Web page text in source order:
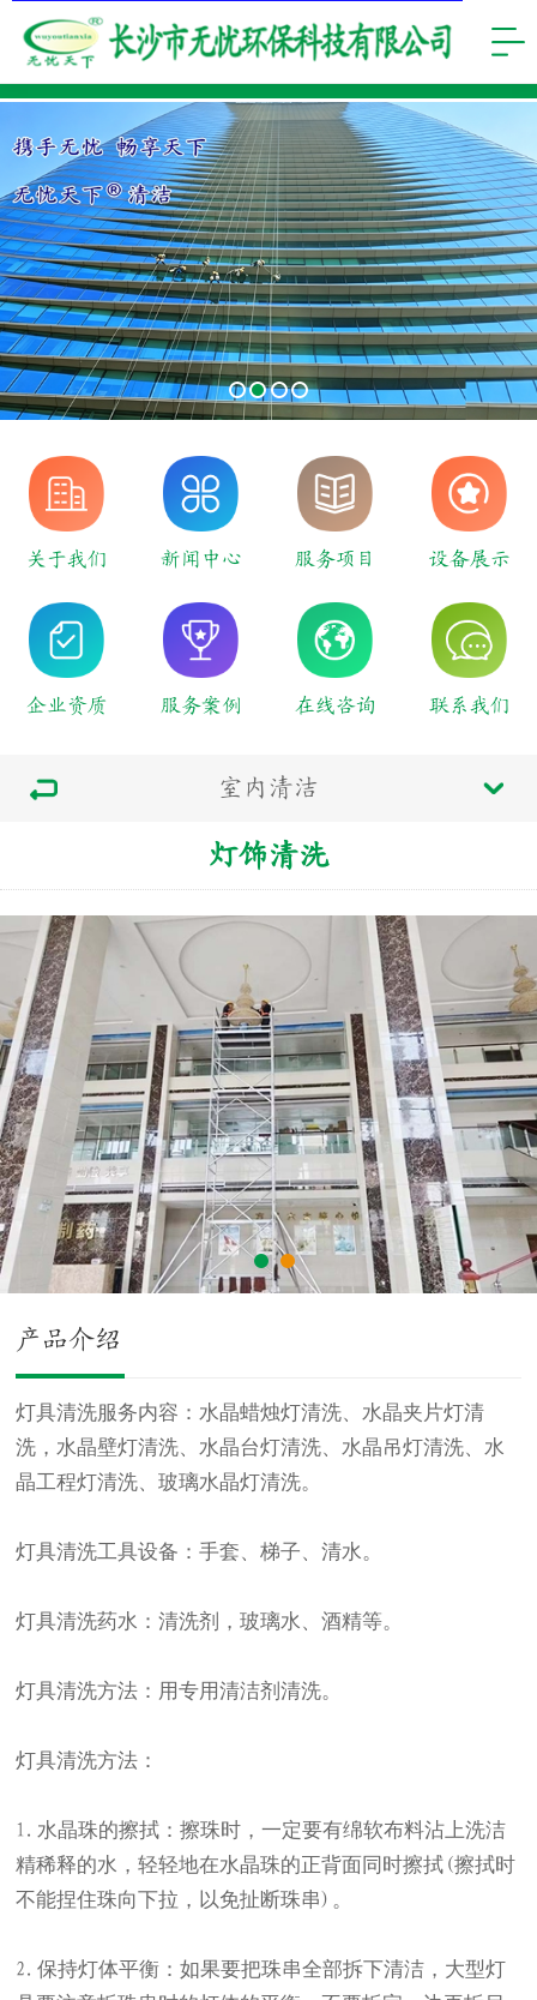
关于我们 新闻中心 服务项目 设备展示
企业资质 服务案例 在线咨询 联系我们
室内清洁
灯饰清洗
产品介绍
灯具清洗服务内容：水晶蜡烛灯清洗、水晶夹片灯清
洗，水晶壁灯清洗、水晶台灯清洗、水晶吊灯清洗、水
晶工程灯清洗、玻璃水晶灯清洗。
灯具清洗工具设备：手套、梯子、清水。
灯具清洗药水：清洗剂，玻璃水、酒精等。
灯具清洗方法：用专用清洁剂清洗。
灯具清洗方法：
1. 水晶珠的擦拭：擦珠时，一定要有绵软布料沾上洗洁
精稀释的水，轻轻地在水晶珠的正背面同时擦拭 (擦拭时
不能捏住珠向下拉，以免扯断珠串) 。
2.保持灯体平衡：如果要把珠串全部拆下清洁，大型灯